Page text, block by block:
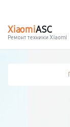
XiaomiASC
Ремонт техники Xiaomi